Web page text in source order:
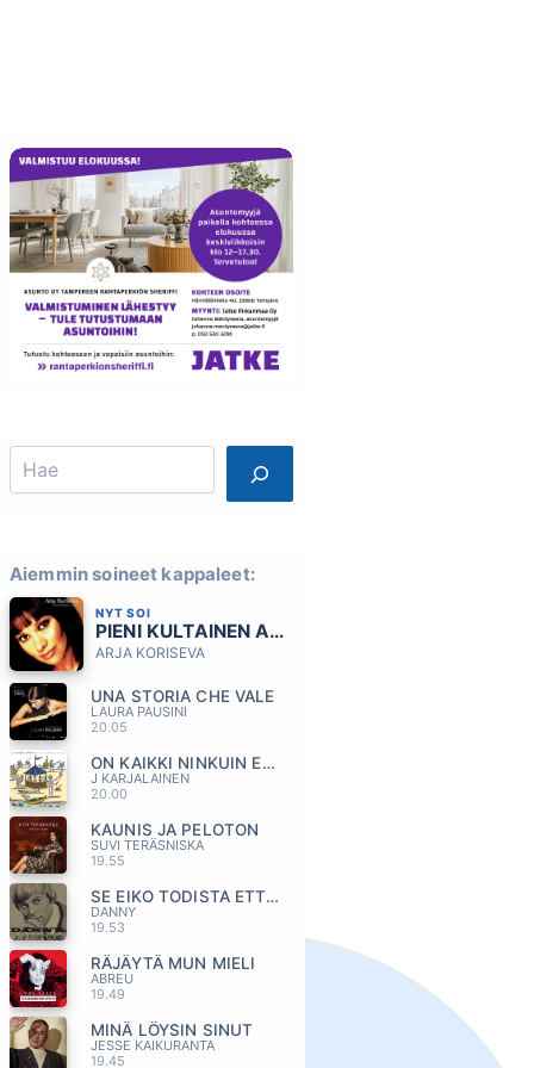
Search
Aiemmin soineet kappaleet:
NYT SOI
PIENI KULTAINEN AVAIN
ARJA KORISEVA
UNA STORIA CHE VALE
LAURA PAUSINI
20.05
ON KAIKKI NINKUIN ENNENKIN
J KARJALAINEN
20.00
KAUNIS JA PELOTON
SUVI TERÄSNISKA
19.55
SE EIKO TODISTA ETTA MUUTUIN
DANNY
19.53
RÄJÄYTÄ MUN MIELI
ABREU
19.49
MINÄ LÖYSIN SINUT
JESSE KAIKURANTA
19.45